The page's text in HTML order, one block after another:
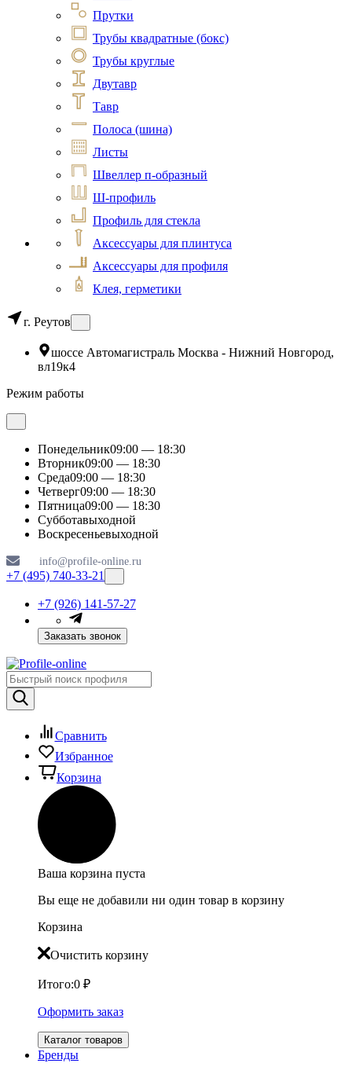
Прутки
Трубы квадратные (бокс)
Трубы круглые
Двутавр
Тавр
Полоса (шина)
Листы
Швеллер п-образный
Ш-профиль
Профиль для стекла
Аксессуары для плинтуса
Аксессуары для профиля
Клея, герметики
г. Реутов
шоссе Автомагистраль Москва - Нижний Новгород,
вл19к4
Режим работы
Понедельник09:00 — 18:30
Вторник09:00 — 18:30
Среда09:00 — 18:30
Четверг09:00 — 18:30
Пятница09:00 — 18:30
Субботавыходной
Воскресеньевыходной
info@profile-online.ru
+7 (495) 740-33-21
+7 (926) 141-57-27
Заказать звонок
Сравнить
Избранное
Корзина
Ваша корзина пуста
Вы еще не добавили ни один товар в корзину
Корзина
Очистить корзину
Итого:0 ₽
Оформить заказ
Каталог товаров
Бренды